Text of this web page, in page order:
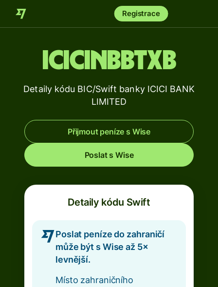
Registrace
ICICINBBTXB
Detaily kódu BIC/Swift banky ICICI BANK
LIMITED
Přijmout peníze s Wise
Poslat s Wise
Detaily kódu Swift
Poslat peníze do zahraničí
může být s Wise až 5×
levnější.
Místo zahraničního